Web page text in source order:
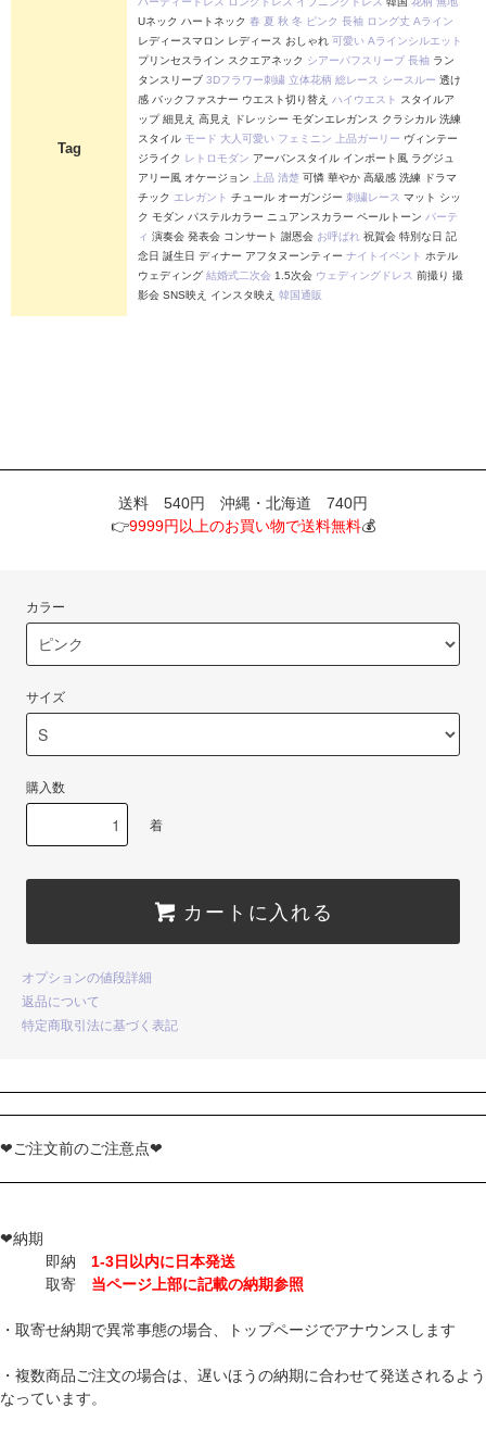
Tag
Uネック ハートネック 春 夏 秋 冬 ピンク 長袖 ロング丈 Aライン
レディースマロン レディース おしゃれ 可愛い Aラインシルエット
プリンセスライン スクエアネック シアーパフスリーブ 長袖 ラン
タンスリーブ 3Dフラワー刺繍 立体花柄 総レース シースルー 透け
感 バックファスナー ウエスト切り替え ハイウエスト スタイルア
ップ 細見え 高見え ドレッシー モダンエレガンス クラシカル 洗練
スタイル モード 大人可愛い フェミニン 上品ガーリー ヴィンテー
ジライク レトロモダン アーバンスタイル インポート風 ラグジュ
アリー風 オケージョン
上品 清楚 可憐 華やか 高級感 洗練 ドラマ
チック エレガント チュール オーガンジー 刺繍レース マット シッ
ク モダン パステルカラー ニュアンスカラー ペールトーン パーテ
ィ 演奏会 発表会 コンサート 謝恩会 お呼ばれ 祝賀会 特別な日 記
念日 誕生日 ディナー アフタヌーンティー ナイトイベント ホテル
ウェディング 結婚式二次会 1.5次会 ウェディングドレス 前撮り 撮
影会 SNS映え インスタ映え 韓国通販
送料 540円 沖縄・北海道 740円
👉9999円以上のお買い物で送料無料💰
カラー
サイズ
購入数
着
カートに入れる
オプションの値段詳細
返品について
特定商取引法に基づく表記
❤ご注文前のご注意点❤
❤納期
即納 1-3日以内に日本発送
取寄 当ページ上部に記載の納期参照
・取寄せ納期で異常事態の場合、トップページでアナウンスします
・複数商品ご注文の場合は、遅いほうの納期に合わせて発送されるよう
なっています。